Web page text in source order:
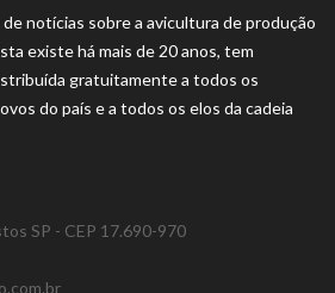
notícias sobre a avicultura de produção
existe há mais de 20 anos, tem
gratuitamente a todos os
do país e a todos os elos da cadeia
SP - CEP 17.690-970